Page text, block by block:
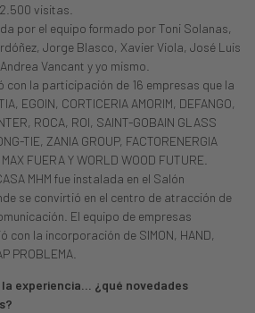
visitas.
por el equipo formado por Toni Solanas,
Jorge Blasco, Xavier Viola, José Luis
Vancant y yo mismo.
con la participación de 16 empresas que la
EGOIN, CORTICERIA AMORIM, DEFANGO,
ROCA, ROI, SAINT-GOBAIN GLASS
TIE, ZANIA GROUP, FACTORENERGIA
FUERA Y WORLD WOOD FUTURE.
MHM fue instalada en el Salón
se convirtió en el centro de atracción de
El equipo de empresas
la incorporación de SIMON, HAND,
PROBLEMA.
experiencia… ¿qué novedades